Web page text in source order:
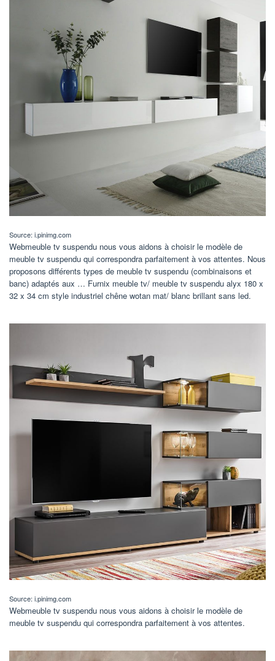
Source: i.pinimg.com
Webmeuble tv suspendu nous vous aidons à choisir le modèle de
meuble tv suspendu qui correspondra parfaitement à vos attentes. Nous
proposons différents types de meuble tv suspendu (combinaisons et
banc) adaptés aux … Furnix meuble tv/ meuble tv suspendu alyx 180 x
32 x 34 cm style industriel chêne wotan mat/ blanc brillant sans led.
Source: i.pinimg.com
Webmeuble tv suspendu nous vous aidons à choisir le modèle de
meuble tv suspendu qui correspondra parfaitement à vos attentes.